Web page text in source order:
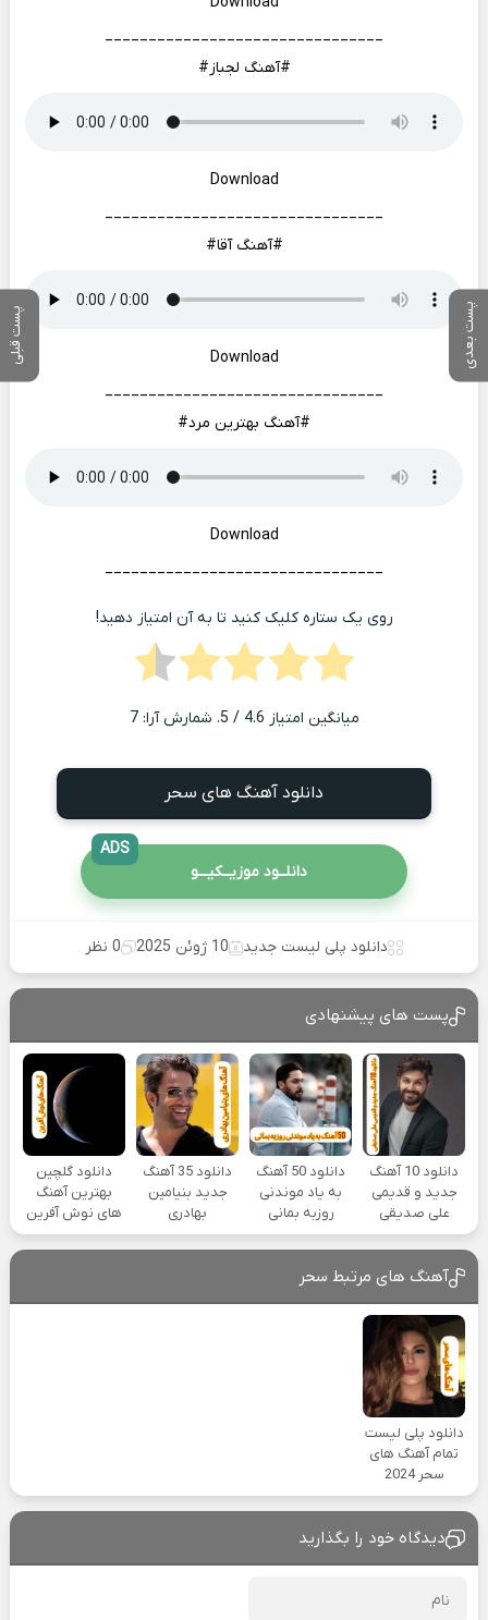
پست بعدی پست قبلی
________________________________
#آهنگ لجباز#
Download
________________________________
#آهنگ آقا#
Download
________________________________
#آهنگ بهترین مرد#
Download
________________________________
روی یک ستاره کلیک کنید تا به آن امتیاز دهید!
میانگین امتیاز 4.6 / 5. شمارش آرا: 7
دانلود آهنگ های سحر
دانلــود موزیــکیـــو
ADS
دانلود پلی لیست جدید 10 ژوئن 2025 0 نظر
پست های پیشنهادی
دانلود 10 آهنگ
جدید و قدیمی
علی صدیقی
دانلود 50 آهنگ
به یاد موندنی
روزبه بمانی
دانلود 35 آهنگ
جدید بنیامین
بهادری
دانلود گلچین
بهترین آهنگ
های نوش آفرین
آهنگ های مرتبط سحر
دانلود پلی لیست
تمام آهنگ های
سحر 2024
دیدگاه خود را بگذارید